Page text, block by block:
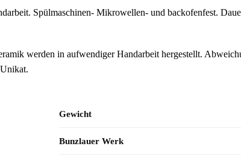
Spülmaschinen- Mikrowellen- und backofenfest.
werden in aufwendiger Handarbeit hergestellt.
Gewicht
Bunzlauer Werk